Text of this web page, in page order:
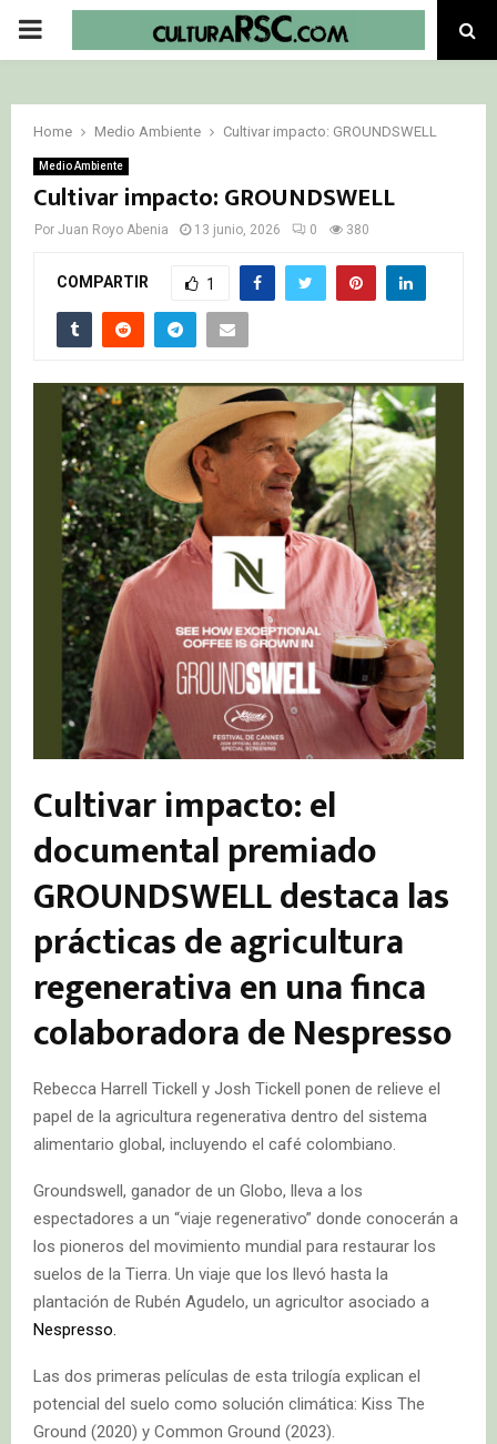
PRIMARY
Home Medio Ambiente Cultivar impacto: GROUNDSWELL
Medio Ambiente
Cultivar impacto: GROUNDSWELL
Por Juan Royo Abenia 13 junio, 2026 0 380
COMPARTIR 1
Cultivar impacto: el
documental premiado
GROUNDSWELL destaca las
prácticas de agricultura
regenerativa en una finca
colaboradora de Nespresso
Rebecca Harrell Tickell y Josh Tickell ponen de relieve el
papel de la agricultura regenerativa dentro del sistema
alimentario global, incluyendo el café colombiano.
Groundswell, ganador de un Globo, lleva a los
espectadores a un “viaje regenerativo” donde conocerán a
los pioneros del movimiento mundial para restaurar los
suelos de la Tierra. Un viaje que los llevó hasta la
plantación de Rubén Agudelo, un agricultor asociado a
Nespresso.
Las dos primeras películas de esta trilogía explican el
potencial del suelo como solución climática: Kiss The
Ground (2020) y Common Ground (2023).